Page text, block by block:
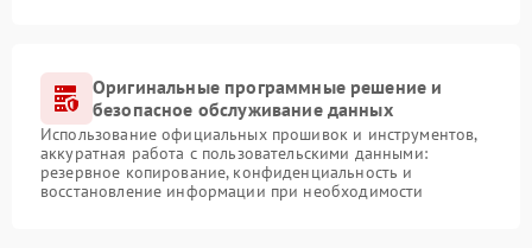
Оригинальные программные решение и
безопасное обслуживание данных
Использование официальных прошивок и инструментов,
аккуратная работа с пользовательскими данными:
резервное копирование, конфиденциальность и
восстановление информации при необходимости